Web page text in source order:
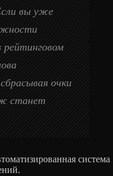
вы уже
рейтинговом
очки
станет
система